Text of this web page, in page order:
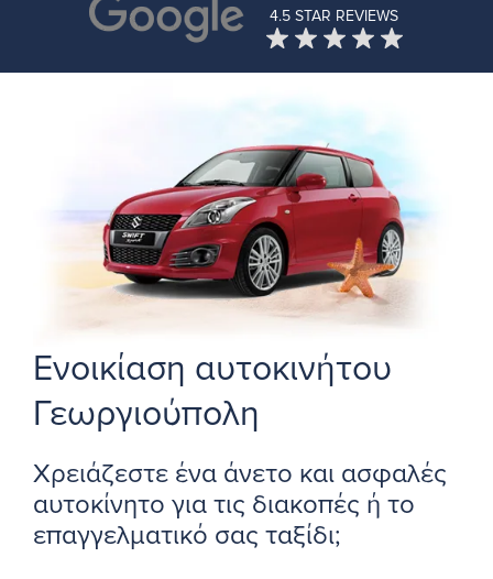
4.5 STAR REVIEWS
Ενοικίαση αυτοκινήτου
Γεωργιούπολη
Χρειάζεστε ένα άνετο και ασφαλές
αυτοκίνητο για τις διακοπές ή το
επαγγελματικό σας ταξίδι;